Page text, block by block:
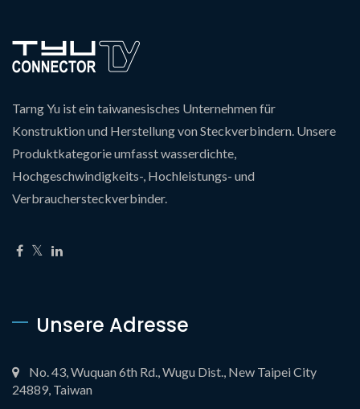
Tarng Yu ist ein taiwanesisches Unternehmen für
Konstruktion und Herstellung von Steckverbindern. Unsere
Produktkategorie umfasst wasserdichte,
Hochgeschwindigkeits-, Hochleistungs- und
Verbrauchersteckverbinder.
Unsere Adresse
No. 43, Wuquan 6th Rd., Wugu Dist., New Taipei City
24889, Taiwan